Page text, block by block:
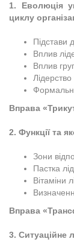
1. Еволюція
циклу
Підстави
Вплив
Вплив
Лідерство
Вправа
2. Функції та
Зони
Пастка
Вітаміни
Вправа
3. Ситуаційне